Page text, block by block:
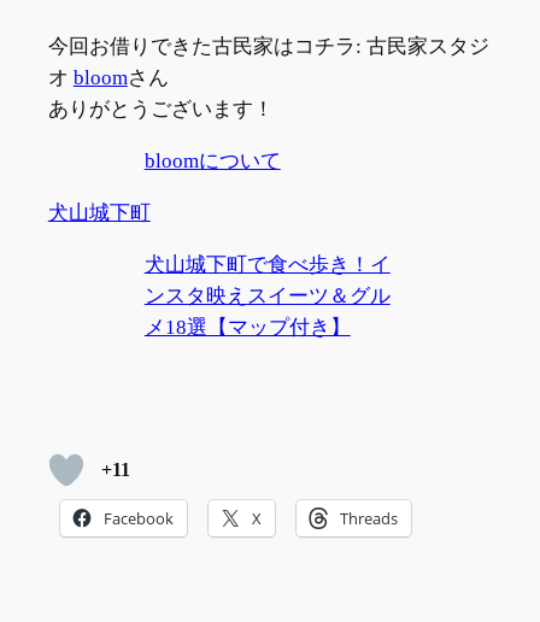
今回お借りできた古民家はコチラ: 古民家スタジ
オ bloomさん
ありがとうございます！
bloomについて
犬山城下町
犬山城下町で食べ歩き！イ
ンスタ映えスイーツ＆グル
メ18選【マップ付き】
+11
Facebook X Threads